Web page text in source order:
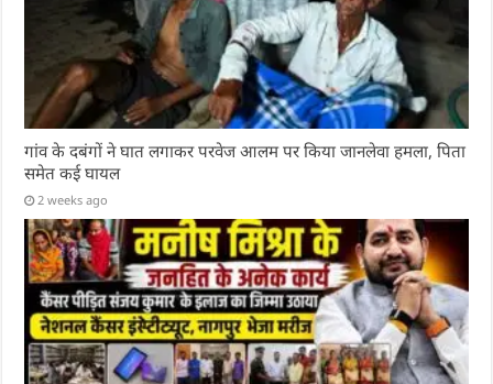
गांव के दबंगों ने घात लगाकर परवेज आलम पर किया जानलेवा हमला, पिता
समेत कई घायल
2 weeks ago